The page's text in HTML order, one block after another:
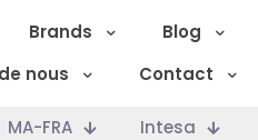
Brands
Blog
nous
Contact
MA-FRA Intesa